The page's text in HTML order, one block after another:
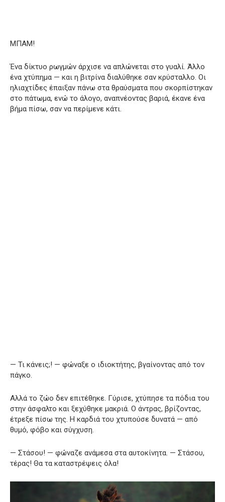
ΜΠΑΜ!
Ένα δίκτυο ρωγμών άρχισε να απλώνεται στο γυαλί. Άλλο
ένα χτύπημα — και η βιτρίνα διαλύθηκε σαν κρύσταλλο. Οι
ηλιαχτίδες έπαιξαν πάνω στα θραύσματα που σκορπίστηκαν
στο πάτωμα, ενώ το άλογο, αναπνέοντας βαριά, έκανε ένα
βήμα πίσω, σαν να περίμενε κάτι.
— Τι κάνεις;! — φώναξε ο ιδιοκτήτης, βγαίνοντας από τον
πάγκο.
Αλλά το ζώο δεν επιτέθηκε. Γύρισε, χτύπησε τα πόδια του
στην άσφαλτο και ξεχύθηκε μακριά. Ο άντρας, βρίζοντας,
έτρεξε πίσω της. Η καρδιά του χτυπούσε δυνατά — από
θυμό, φόβο και σύγχυση.
— Στάσου! — φώναζε ανάμεσα στα αυτοκίνητα. — Στάσου,
τέρας! Θα τα καταστρέψεις όλα!